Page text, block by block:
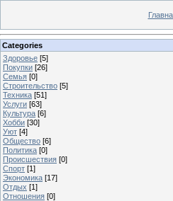
Categories
Здоровье [5]
Покупки [26]
Семья [0]
Строительство [5]
Техника [51]
Услуги [63]
Культура [6]
Хобби [30]
Уют [4]
Общество [6]
Политика [0]
Происшествия [0]
Спорт [1]
Экономика [17]
Отдых [1]
Отношения [0]